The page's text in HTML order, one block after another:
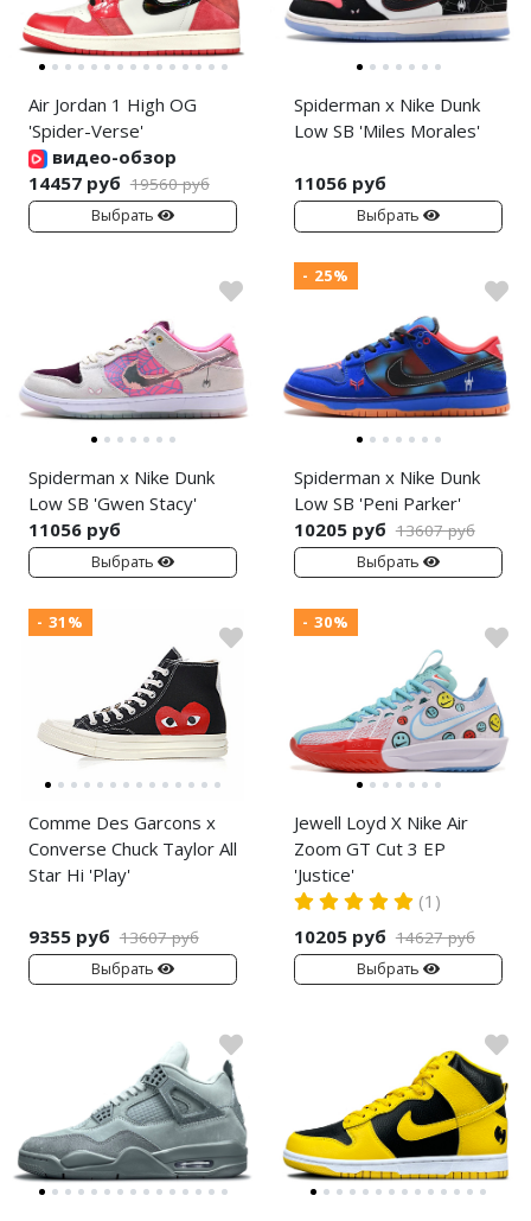
Air Jordan 1 High OG
'Spider-Verse'
видео-обзор
14457 руб 19560 руб
Выбрать
Spiderman x Nike Dunk
Low SB 'Miles Morales'
11056 руб
Выбрать
Spiderman x Nike Dunk
Low SB 'Gwen Stacy'
11056 руб
Выбрать
- 25%
Spiderman x Nike Dunk
Low SB 'Peni Parker'
10205 руб 13607 руб
Выбрать
- 31%
Comme Des Garcons x
Converse Chuck Taylor All
Star Hi 'Play'
9355 руб 13607 руб
Выбрать
- 30%
Jewell Loyd X Nike Air
Zoom GT Cut 3 EP
'Justice'
(1)
10205 руб 14627 руб
Выбрать